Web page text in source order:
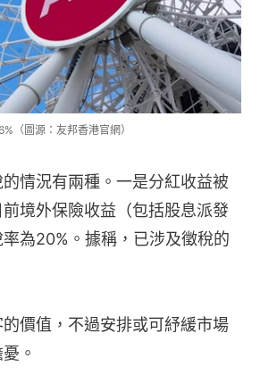
（圖源：友邦香港官網）
情況有兩種。一是分紅收益被
境外保險收益（包括股息派發
為20%。據稱，已涉及徵稅的
價值，不過安排或可紓緩市場
。